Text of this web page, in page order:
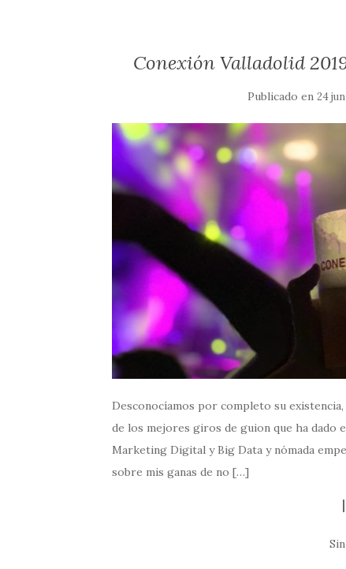
Conexión Valladolid
Publicado en24
Desconocíamos por completo su
de los mejores giros de guion que ha dado
Marketing Digital y Big Data y nómada
sobre mis ganas de no […]